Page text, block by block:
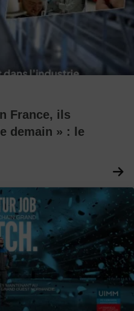
France, ils
demain » : le